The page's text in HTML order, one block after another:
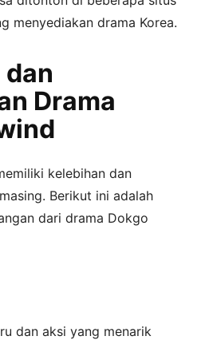
menyediakan drama Korea.
Drama
kelebihan dan
Berikut ini adalah
dari drama Dokgo
dan aksi yang menarik